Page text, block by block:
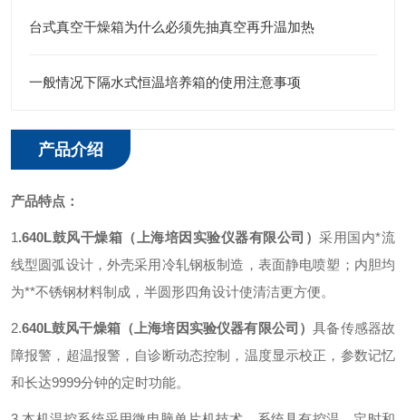
台式真空干燥箱为什么必须先抽真空再升温加热
一般情况下隔水式恒温培养箱的使用注意事项
产品介绍
产品特点：
1.640L鼓风干燥箱 （上海培因实验仪器有限公司）采用国内*流
线型圆弧设计，外壳采用冷轧钢板制造，表面静电喷塑；内胆均
为**不锈钢材料制成，半圆形四角设计使清洁更方便。
2.640L鼓风干燥箱（上海培因实验仪器有限公司）具备传感器故
障报警，超温报警，自诊断动态控制，温度显示校正，参数记忆
和长达9999分钟的定时功能。